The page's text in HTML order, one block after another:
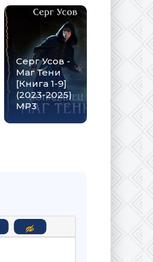
Серг Усов -
Маг Тени
[Книга 1-9]
(2023-2025)
MP3